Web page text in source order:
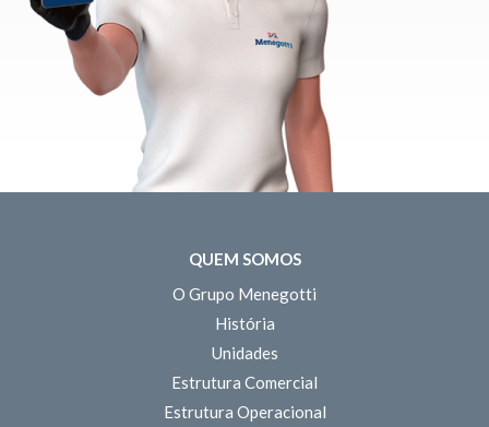
QUEM SOMOS
O Grupo Menegotti
História
Unidades
Estrutura Comercial
Estrutura Operacional